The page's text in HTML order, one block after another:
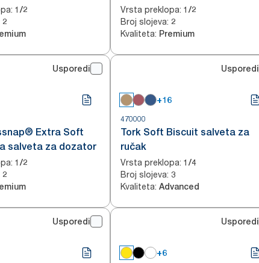
: 1/2
2
Vrsta preklopa: 1/2
Broj slojeva: 2
Kvaliteta: Premium
Usporedi
Extra Soft
salveta za dozator
: 1/2
2
Usporedi
+16
470000
Tork Soft Biscuit salveta za
ručak
Vrsta preklopa: 1/4
Broj slojeva: 3
Kvaliteta: Advanced
Usporedi Usporedi
+6